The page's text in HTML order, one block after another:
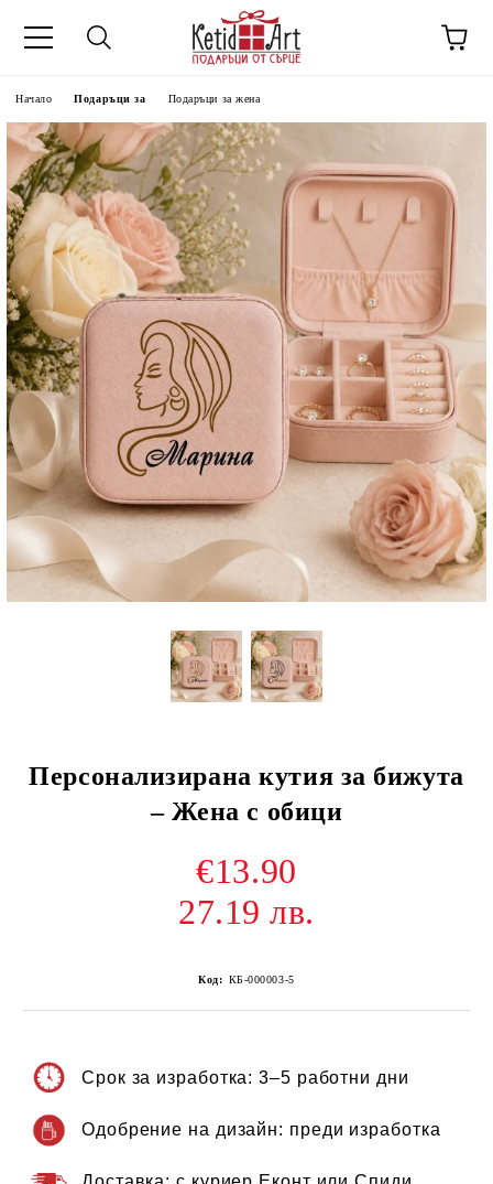
Начало Подаръци за Подаръци за жена
Персонализирана кутия за бижута
– Жена с обици
€13.90
27.19 лв.
Код: КБ-000003-5
Срок за изработка: 3–5 работни дни
Одобрение на дизайн: преди изработка